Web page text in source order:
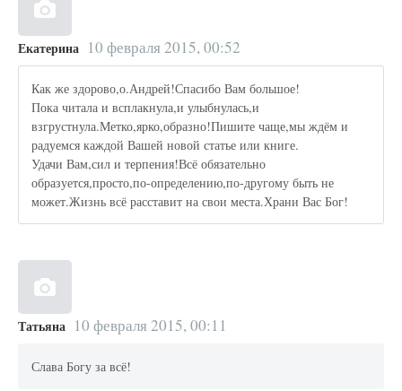
Екатерина 10 февраля 2015, 00:52
Как же здорово,о.Андрей!Спасибо Вам большое!
Пока читала и всплакнула,и улыбнулась,и
взгрустнула.Метко,ярко,образно!Пишите чаще,мы ждём и
радуемся каждой Вашей новой статье или книге.
Удачи Вам,сил и терпения!Всё обязательно
образуется,просто,по-определению,по-другому быть не
может.Жизнь всё расставит на свои места.Храни Вас Бог!
Татьяна 10 февраля 2015, 00:11
Слава Богу за всё!